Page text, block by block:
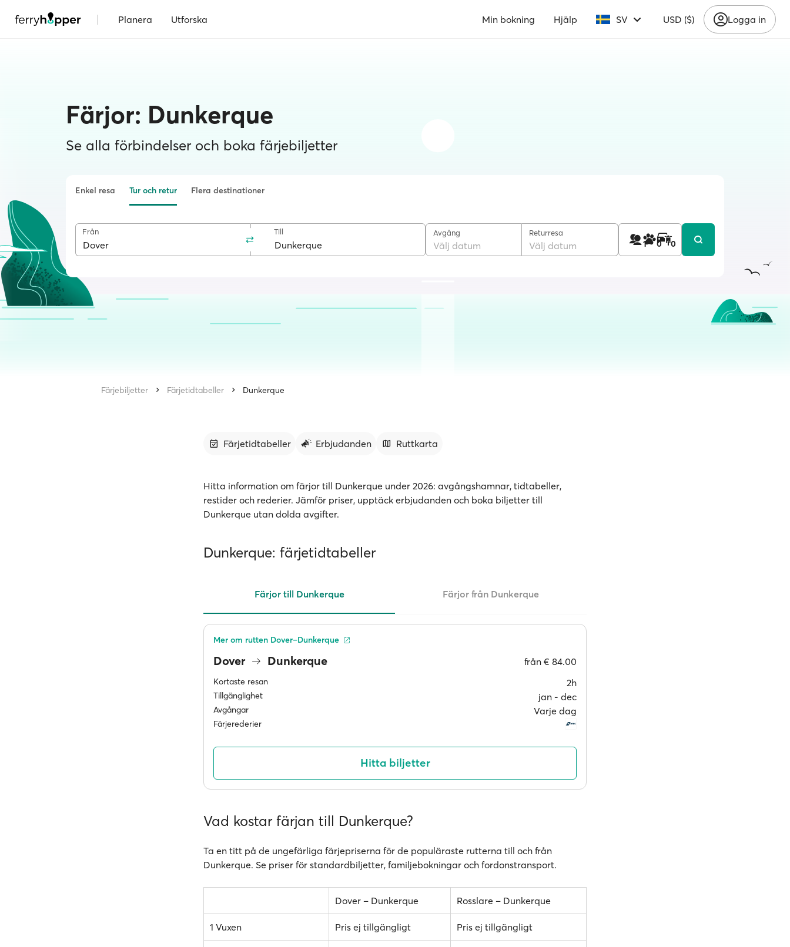
| Planera Utforska Min bokning Hjälp SV USD ($) Logga in
Färjor: Dunkerque
Se alla förbindelser och boka färjebiljetter
Enkel resa Tur och retur Flera destinationer
Från Till Avgång
Välj datum
Returresa
Välj datum 1 0 0
Färjebiljetter Färjetidtabeller Dunkerque
Färjetidtabeller Erbjudanden Ruttkarta
Hitta information om färjor till Dunkerque under 2026: avgångshamnar, tidtabeller,
restider och rederier. Jämför priser, upptäck erbjudanden och boka biljetter till
Dunkerque utan dolda avgifter.
Dunkerque: färjetidtabeller
Färjor till Dunkerque Färjor från Dunkerque
Dover Dunkerque från € 84.00
Kortaste resan 2h
Tillgänglighet jan ‐ dec
Avgångar Varje dag
Färjerederier
Mer om rutten Dover–Dunkerque
Hitta biljetter
Vad kostar färjan till Dunkerque?
Ta en titt på de ungefärliga färjepriserna för de populäraste rutterna till och från
Dunkerque. Se priser för standardbiljetter, familjebokningar och fordonstransport.
Dover – Dunkerque Rosslare – Dunkerque
1 Vuxen Pris ej tillgängligt Pris ej tillgängligt